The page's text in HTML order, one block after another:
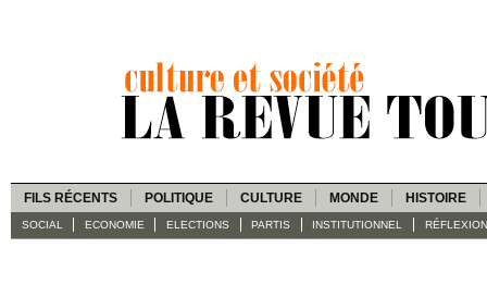
FILS RÉCENTS POLITIQUE CULTURE MONDE HISTOIRE
SOCIAL ECONOMIE ELECTIONS PARTIS INSTITUTIONNEL